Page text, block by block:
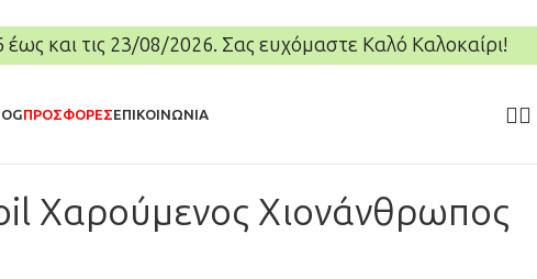
και τις 23/08/2026. Σας ευχόμαστε Καλό Καλοκαίρι!
ΠΡΟΣΦΟΡΕΣΕΠΙΚΟΙΝΩΝΊΑ
Χαρούμενος Χιονάνθρωπος